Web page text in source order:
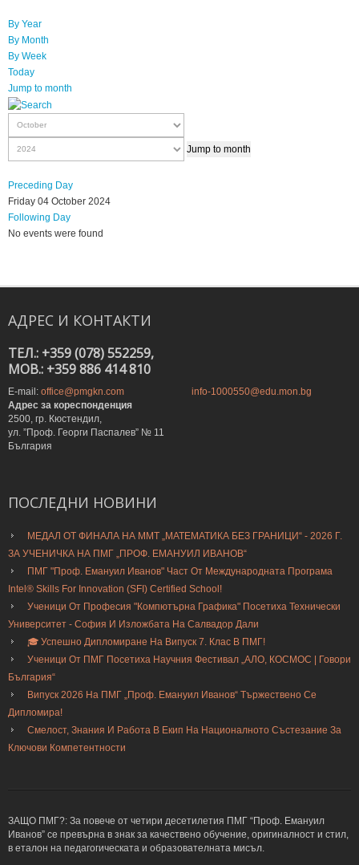
By Year
By Month
By Week
Today
Jump to month
Jump to month
Preceding Day
Friday 04 October 2024
Following Day
No events were found
АДРЕС И КОНТАКТИ
ТЕЛ.: +359 (078) 552259,
MOB.: +359 886 414 810
E-mail: office@pmgkn.com
info-1000550@edu.mon.bg
Адрес за кореспонденция
2500, гр. Кюстендил,
ул. ”Проф. Георги Паспалев” № 11
България
ПОСЛЕДНИ НОВИНИ
МЕДАЛ ОТ ФИНАЛА НА ММТ „МАТЕМАТИКА БЕЗ ГРАНИЦИ“ - 2026 Г.
ЗА УЧЕНИЧКА НА ПМГ „ПРОФ. ЕМАНУИЛ ИВАНОВ“
ПМГ "Проф. Емануил Иванов" Част От Международната Програма
Intel® Skills For Innovation (SFI) Certified School!
Ученици От Професия "Компютърна Графика" Посетиха Технически
Университет - София И Изложбата На Салвадор Дали
🎓 Успешно Дипломиране На Випуск 7. Клас В ПМГ!
Ученици От ПМГ Посетиха Научния Фестивал „АЛО, КОСМОС | Говори
България“
Випуск 2026 На ПМГ „Проф. Емануил Иванов“ Тържествено Се
Дипломира!
Смелост, Знания И Работа В Екип На Националното Състезание За
Ключови Компетентности
ЗАЩО ПМГ?: За повече от четири десетилетия ПМГ “Проф. Емануил
Иванов” се превърна в знак за качествено обучение, оригиналност и стил,
в еталон на педагогическата и образователната мисъл.